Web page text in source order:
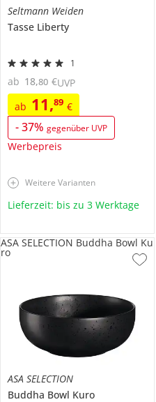
Seltmann Weiden
Tasse Liberty
1
ab 11,89 €
-37% gegenüber UVP
Werbepreis
ab 18,80 €UVP
Weitere Varianten
Lieferzeit: bis zu 3 Werktage
ASA SELECTION
Buddha Bowl Kuro
ASA SELECTION Buddha Bowl Ku
ro